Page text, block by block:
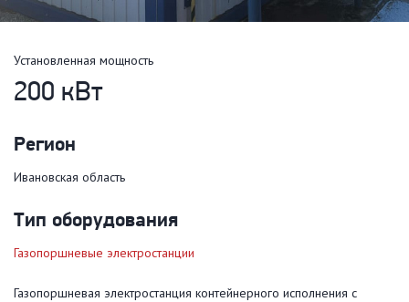
Установленная мощность
200 кВт
Регион
Ивановская область
Тип оборудования
Газопоршневые электростанции
Газопоршневая электростанция контейнерного исполнения с